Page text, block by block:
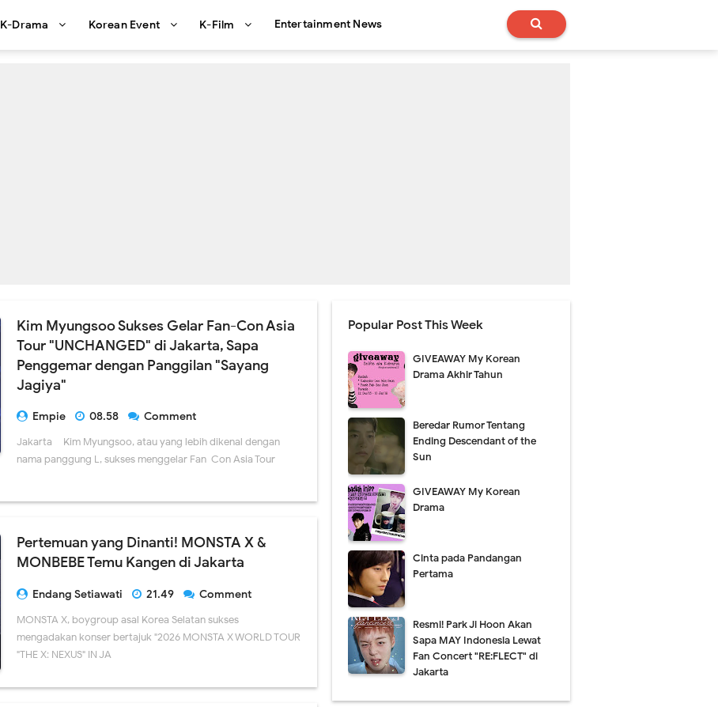
K-Drama Korean Event K-Film Entertainment News
Kim Myungsoo Sukses Gelar Fan-Con Asia
Tour "UNCHANGED" di Jakarta, Sapa
Penggemar dengan Panggilan "Sayang
Jagiya"
Empie 08.58
Comment
Jakarta – Kim Myungsoo, atau yang lebih dikenal dengan
nama panggung L, sukses menggelar Fan-Con Asia Tour
Pertemuan yang Dinanti! MONSTA X &
MONBEBE Temu Kangen di Jakarta
Endang Setiawati 21.49
Comment
MONSTA X, boygroup asal Korea Selatan sukses
mengadakan konser bertajuk "2026 MONSTA X WORLD TOUR
"THE X: NEXUS" IN JA
Popular Post This Week
GIVEAWAY My Korean
Drama Akhir Tahun
Beredar Rumor Tentang
Ending Descendant of the
Sun
GIVEAWAY My Korean
Drama
Cinta pada Pandangan
Pertama
Resmi! Park Ji Hoon Akan
Sapa MAY Indonesia Lewat
Fan Concert "RE:FLECT" di
Jakarta